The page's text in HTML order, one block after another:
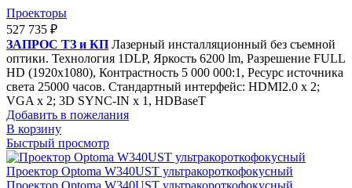
Проекторы
527 735 ₽
ЗАПРОС ТЗ и КП Лазерный инсталляционный без съемной
оптики. Технология 1DLP, Яркость 6200 lm, Разрешение FULL
HD (1920x1080), Контрастность 5 000 000:1, Ресурс источника
света 25000 часов. Стандартный интерфейс: HDMI2.0 x 2;
VGA x 2; 3D SYNC-IN x 1, HDBaseT
Добавить в пожелания
В корзину
Быстрый просмотр